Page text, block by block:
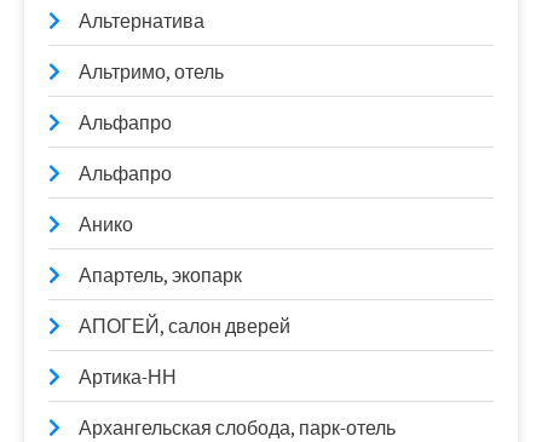
Альтернатива
Альтримо, отель
Альфапро
Альфапро
Анико
Апартель, экопарк
АПОГЕЙ, салон дверей
Артика-НН
Архангельская слобода, парк-отель